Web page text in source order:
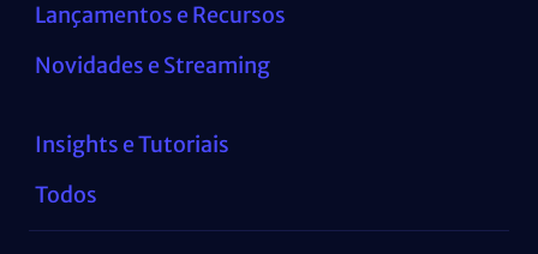
Lançamentos e Recursos
Novidades e Streaming
Insights e Tutoriais
Todos